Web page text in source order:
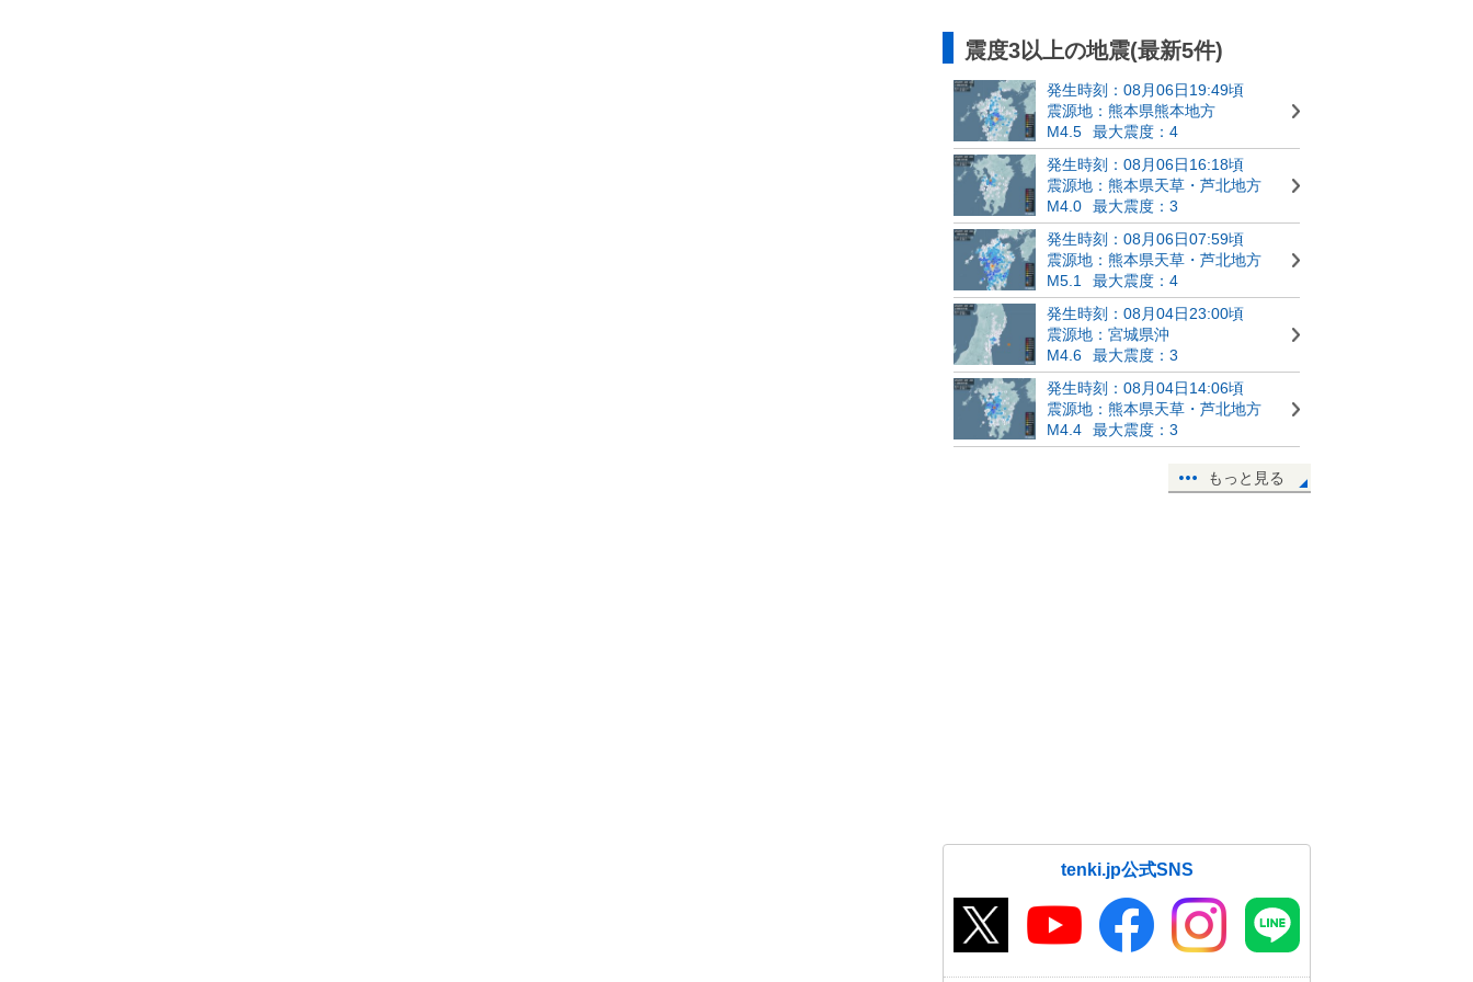
震度3以上の地震(最新5件)
発生時刻：08月06日19:49頃
震源地：熊本県熊本地方
M4.5
最大震度：4
発生時刻：08月06日16:18頃
震源地：熊本県天草・芦北地方
M4.0
最大震度：3
発生時刻：08月06日07:59頃
震源地：熊本県天草・芦北地方
M5.1
最大震度：4
発生時刻：08月04日23:00頃
震源地：宮城県沖
M4.6
最大震度：3
発生時刻：08月04日14:06頃
震源地：熊本県天草・芦北地方
M4.4
最大震度：3
もっと見る
tenki.jp公式SNS